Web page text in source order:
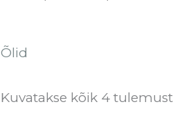
Õlid
Kuvatakse kõik 4 tulemust